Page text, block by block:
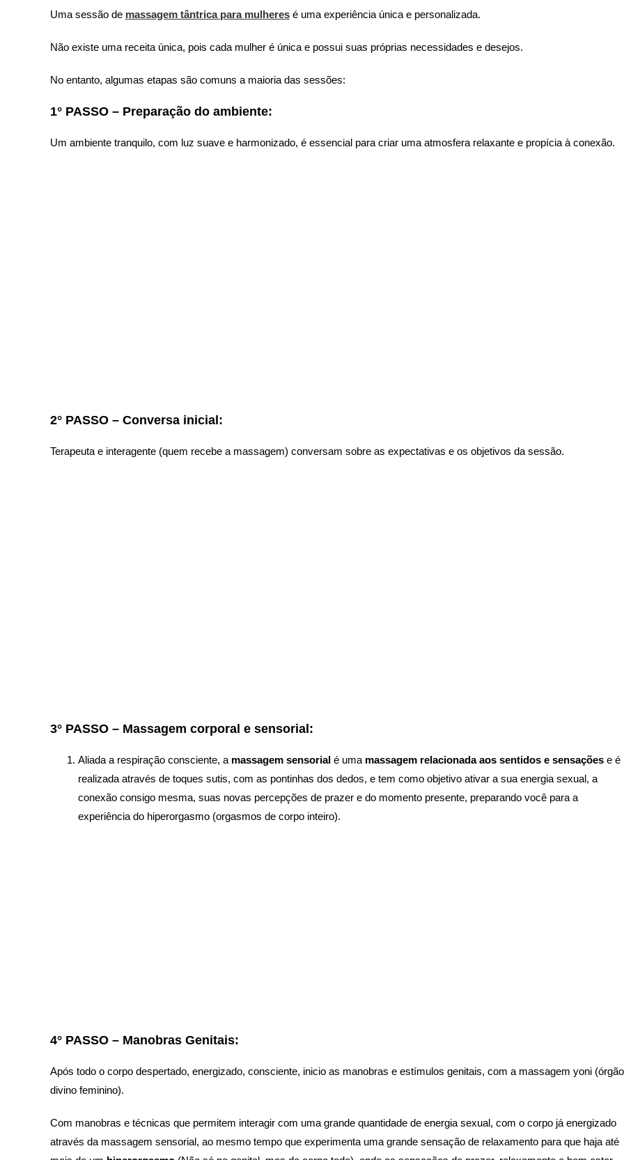
Uma sessão de massagem tântrica para mulheres é uma experiência única e personalizada.
Não existe uma receita única, pois cada mulher é única e possui suas próprias necessidades e desejos.
No entanto, algumas etapas são comuns a maioria das sessões:
1° PASSO – Preparação do ambiente:
Um ambiente tranquilo, com luz suave e harmonizado, é essencial para criar uma atmosfera relaxante e propícia à conexão.
2° PASSO – Conversa inicial:
Terapeuta e interagente (quem recebe a massagem) conversam sobre as expectativas e os objetivos da sessão.
3° PASSO – Massagem corporal e sensorial:
Aliada a respiração consciente, a massagem sensorial é uma massagem relacionada aos sentidos e sensações e é
realizada através de toques sutis, com as pontinhas dos dedos, e tem como objetivo ativar a sua energia sexual, a
conexão consigo mesma, suas novas percepções de prazer e do momento presente, preparando você para a
experiência do hiperorgasmo (orgasmos de corpo inteiro).
4° PASSO – Manobras Genitais:
Após todo o corpo despertado, energizado, consciente, inicio as manobras e estímulos genitais, com a massagem yoni (órgão
divino feminino).
Com manobras e técnicas que permitem interagir com uma grande quantidade de energia sexual, com o corpo já energizado
através da massagem sensorial, ao mesmo tempo que experimenta uma grande sensação de relaxamento para que haja até